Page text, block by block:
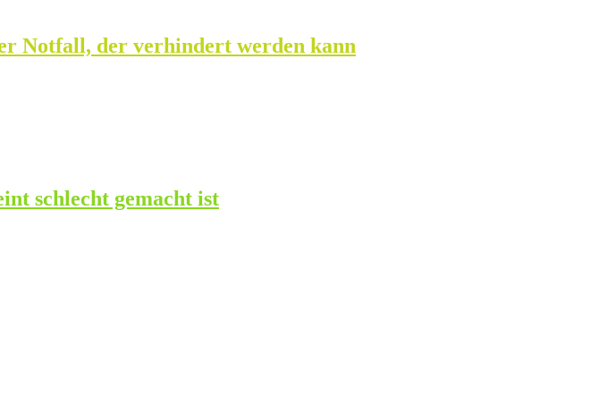
Notfall, der verhindert werden kann
schlecht gemacht ist